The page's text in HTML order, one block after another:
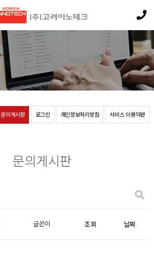
문의게시판 로그인 개인정보처리방침 서비스 이용약관
문의게시판
글쓴이 조회 날짜